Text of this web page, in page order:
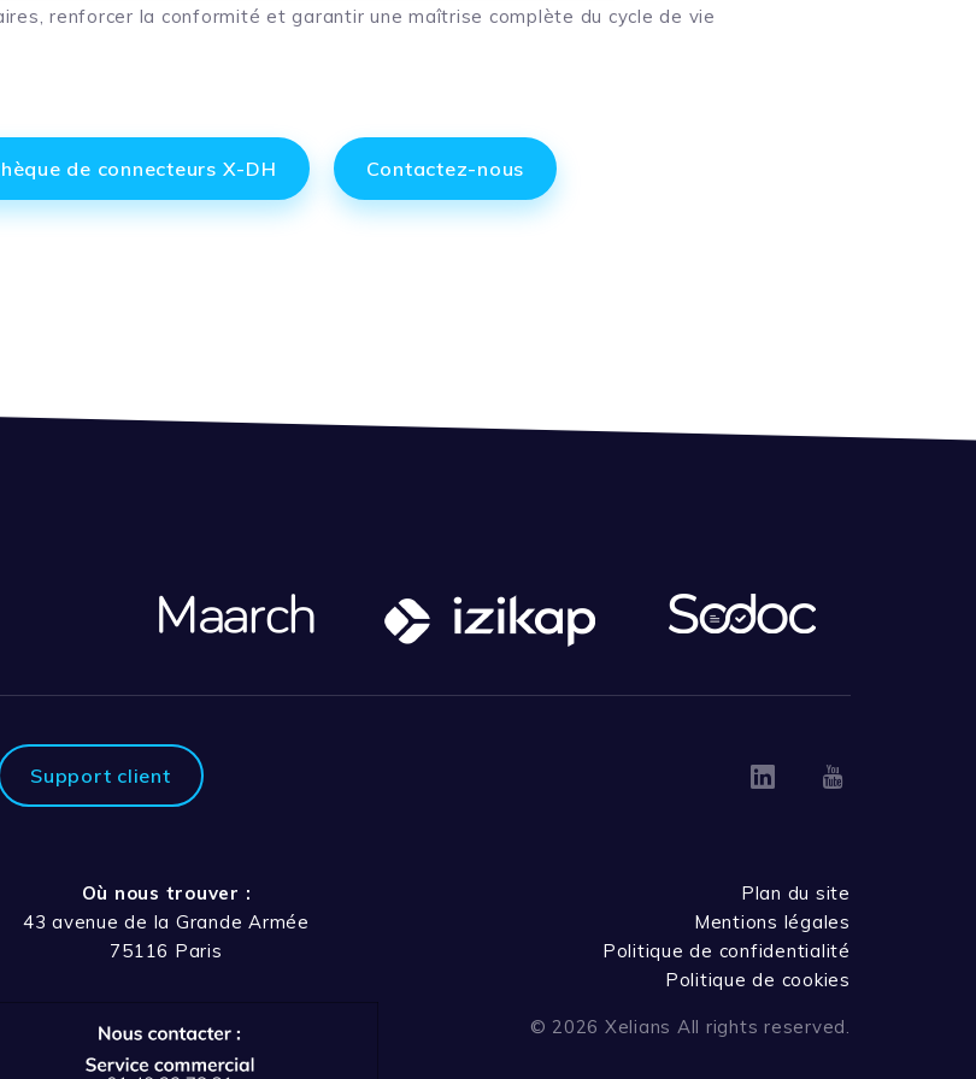
renforcer la conformité et garantir une maîtrise complète du cycle de vie
de connecteurs X-DH Contactez-nous
Support client Linkedin
Où nous trouver :
43 avenue de la Grande Armée
75116 Paris
Plan du site
Mentions légales
Politique de confidentialité
Politique de cookies
© 2026 Xelians All rights reserved.